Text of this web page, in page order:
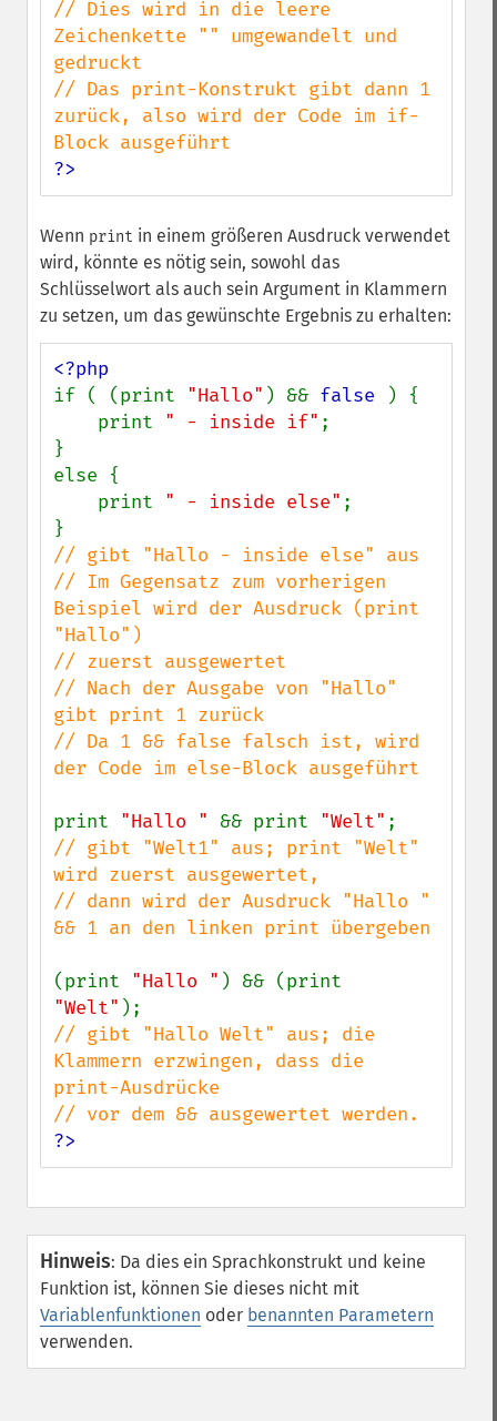
// Dies wird in die leere
Zeichenkette "" umgewandelt und
gedruckt
// Das print-Konstrukt gibt dann 1
zurück, also wird der Code im if-
?>
Wenn print in einem größeren Ausdruck verwendet
wird, könnte es nötig sein, sowohl das
Schlüsselwort als auch sein Argument in Klammern
zu setzen, um das gewünschte Ergebnis zu erhalten:
if ( (print "Hallo" ) && false
) {
    print
" - inside if" ;
}
else {
    print
" - inside else" ;
// gibt "Hallo - inside else" aus
// Im Gegensatz zum vorherigen
Beispiel wird der Ausdruck (print
"Hallo")
// zuerst ausgewertet
// Nach der Ausgabe von "Hallo"
gibt print 1 zurück
// Da 1 && false falsch ist, wird
der Code im else-Block ausgeführt
print "Hallo " && print "Welt"
// gibt "Welt1" aus; print "Welt"
wird zuerst ausgewertet,
// dann wird der Ausdruck "Hallo "
&& 1 an den linken print übergeben
(print "Hallo "
"Welt"
// gibt "Hallo Welt" aus; die
Klammern erzwingen, dass die
print-Ausdrücke
?>
Hinweis: Da dies ein Sprachkonstrukt und keine
Funktion ist, können Sie dieses nicht mit
Variablenfunktionen oder benannten Parametern
verwenden.